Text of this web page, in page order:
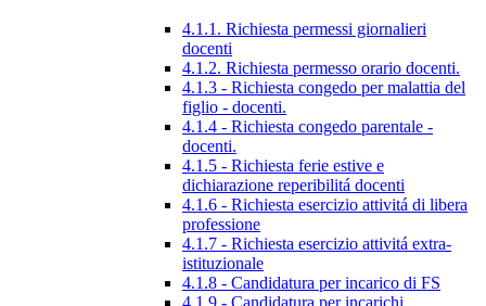
4.1.1. Richiesta permessi giornalieri
docenti
4.1.2. Richiesta permesso orario docenti.
4.1.3 - Richiesta congedo per malattia del
figlio - docenti.
4.1.4 - Richiesta congedo parentale -
docenti.
4.1.5 - Richiesta ferie estive e
dichiarazione reperibilitá docenti
4.1.6 - Richiesta esercizio attivitá di libera
professione
4.1.7 - Richiesta esercizio attivitá extra-
istituzionale
4.1.8 - Candidatura per incarico di FS